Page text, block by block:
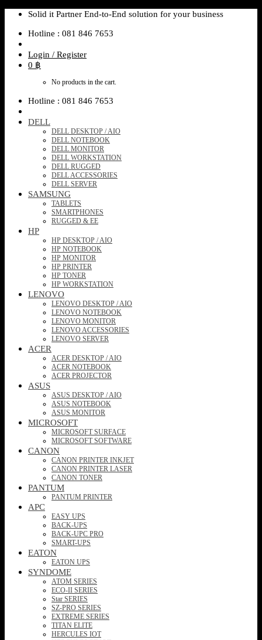
Skip
content
Solid it Partner End-to-End solution for your business
Hotline : 081 846 7653
Login / Register
0 ฿
No products in the cart.
Hotline : 081 846 7653
DELL
DELL DESKTOP / AIO
DELL NOTEBOOK
DELL MONITOR
DELL WORKSTATION
DELL RUGGED
DELL ACCESSORIES
DELL SERVER
SAMSUNG
TABLETS
SMARTPHONES
RUGGED & EE
HP
HP DESKTOP / AIO
HP NOTEBOOK
HP MONITOR
HP PRINTER
HP TONER
HP WORKSTATION
LENOVO
LENOVO DESKTOP / AIO
LENOVO NOTEBOOK
LENOVO MONITOR
LENOVO ACCESSORIES
LENOVO SERVER
ACER
ACER DESKTOP / AIO
ACER NOTEBOOK
ACER PROJECTOR
ASUS
ASUS DESKTOP / AIO
ASUS NOTEBOOK
ASUS MONITOR
MICROSOFT
MICROSOFT SURFACE
MICROSOFT SOFTWARE
CANON
CANON PRINTER INKJET
CANON PRINTER LASER
CANON TONER
PANTUM
PANTUM PRINTER
APC
EASY UPS
BACK-UPS
BACK-UPC PRO
SMART-UPS
EATON
EATON UPS
SYNDOME
ATOM SERIES
ECO-II SERIES
Star SERIES
SZ-PRO SERIES
EXTREME SERIES
TITAN ELITE
HERCULES IOT